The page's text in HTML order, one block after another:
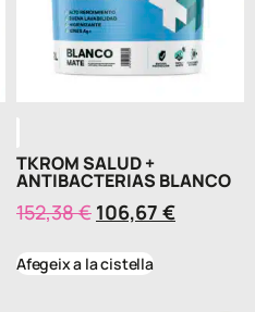
TKROM SALUD +
ANTIBACTERIAS BLANCO
152,38€ 106,67 €
Afegeix a la cistella